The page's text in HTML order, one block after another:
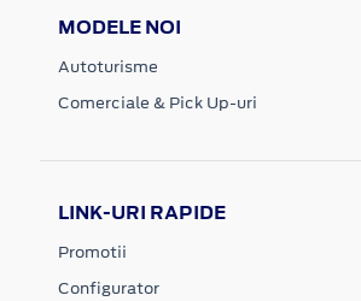
MODELE NOI
Autoturisme
Comerciale & Pick Up-uri
LINK-URI RAPIDE
Promotii
Configurator